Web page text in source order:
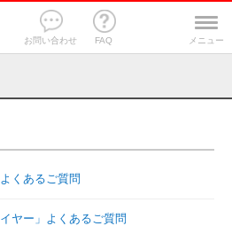
お問い合わせ FAQ メニュー
くあるご質問
ヤー」よくあるご質問